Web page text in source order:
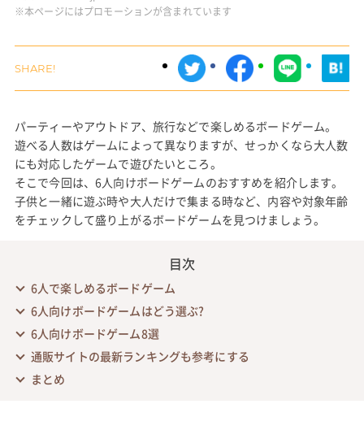
※本ページにはプロモーションが含まれています
パーティーやアウトドア、旅行などで楽しめるボードゲーム。
遊べる人数はゲームによって異なりますが、せっかくなら大人数
にも対応したゲームで遊びたいところ。
そこで今回は、6人向けボードゲームのおすすめを紹介します。
子供と一緒に遊ぶ時や大人だけで集まる時など、内容や対象年齢
をチェックして盛り上がるボードゲームを見つけましょう。
目次
6人で楽しめるボードゲーム
6人向けボードゲームはどう選ぶ?
6人向けボードゲーム8選
通販サイトの最新ランキングも参考にする
まとめ